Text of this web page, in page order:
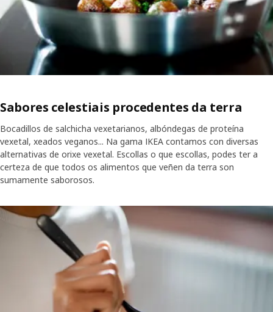
Sabores celestiais procedentes da terra
Bocadillos de salchicha vexetarianos, albóndegas de proteína
vexetal, xeados veganos... Na gama IKEA contamos con diversas
alternativas de orixe vexetal. Escollas o que escollas, podes ter a
certeza de que todos os alimentos que veñen da terra son
sumamente saborosos.